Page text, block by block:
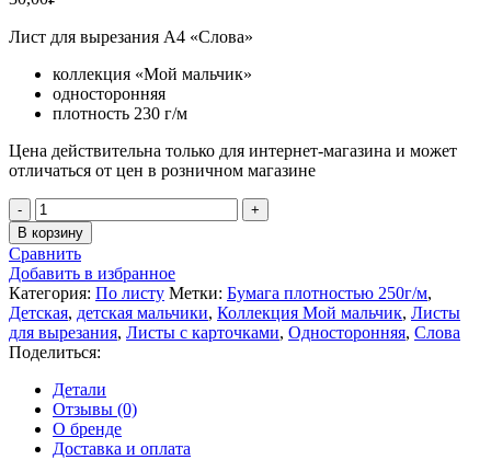
Лист для вырезания А4 «Слова»
коллекция «Мой мальчик»
односторонняя
плотность 230 г/м
Цена действительна только для интернет-магазина и может
отличаться от цен в розничном магазине
Количество
товара
Лист
для
вырезания
А4
«Слова»
коллекция
«Мой
мальчик»
(MoNa
design)
В корзину
Сравнить
Добавить в избранное
Категория: По листу Метки: Бумага плотностью 250г/м,
Детская, детская мальчики, Коллекция Мой мальчик, Листы
для вырезания, Листы с карточками, Односторонняя, Слова
Поделиться:
Детали
Отзывы (0)
О бренде
Доставка и оплата